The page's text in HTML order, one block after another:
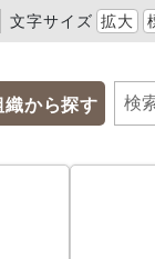
文字サイズ 拡大
織から探す